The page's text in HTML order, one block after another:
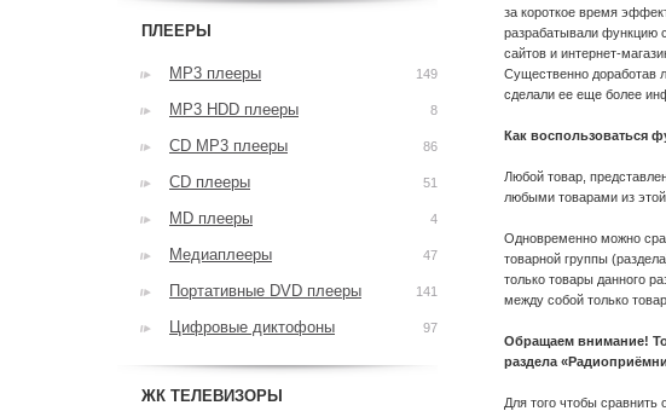
за короткое время
разрабатывали функцию
сайтов и интернет-
Существенно доработав
сделали ее еще более
Как воспользоваться
Любой товар,
любыми товарами из
Одновременно можно
товарной группы
только товары данного
между собой только
Обращаем внимание!
раздела
Для того чтобы
ПЛЕЕРЫ
MP3 плееры 149
MP3 HDD плееры 8
CD MP3 плееры 86
CD плееры 51
MD плееры 4
Медиаплееры 47
Портативные DVD плееры 141
Цифровые диктофоны 97
ЖК ТЕЛЕВИЗОРЫ